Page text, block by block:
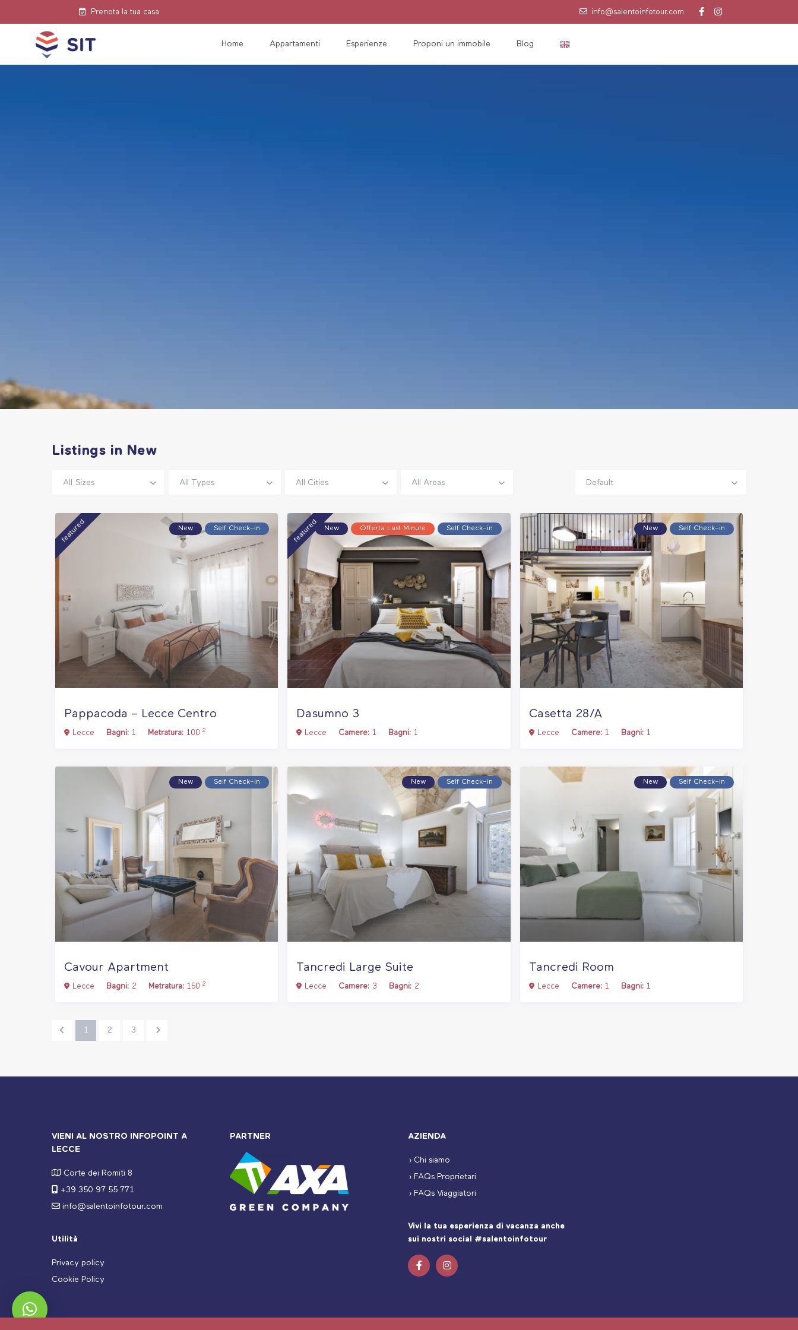
Prenota la tua casa info@salentoinfotour.com
Home Appartamenti Esperienze Proponi un immobile Blog
Listings in New
All Sizes All Types All Cities All Areas Default
featured New Self Check–in
Pappacoda – Lecce Centro
Lecce Bagni: 1 Metratura: 100 2
featured New Offerta Last Minute Self Check–in
Dasumno 3
Lecce Camere: 1 Bagni: 1
New Self Check–in
Casetta 28/A
Lecce Camere: 1 Bagni: 1
New Self Check–in
Cavour Apartment
Lecce Bagni: 2 Metratura: 150 2
New Self Check–in
Tancredi Large Suite
Lecce Camere: 3 Bagni: 2
New Self Check–in
Tancredi Room
Lecce Camere: 1 Bagni: 1
1 2 3
VIENI AL NOSTRO INFOPOINT A
LECCE
Corte dei Romiti 8
+39 350 97 55 771
info@salentoinfotour.com
Utilità
Privacy policy
Cookie Policy
PARTNER AZIENDA
› Chi siamo
› FAQs Proprietari
› FAQs Viaggiatori
Vivi la tua esperienza di vacanza anche
sui nostri social #salentoinfotour